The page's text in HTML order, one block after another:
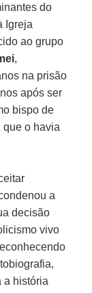
do
Igreja
ao grupo
,
na prisão
após ser
bispo de
que o havia
a
decisão
vivo
a história